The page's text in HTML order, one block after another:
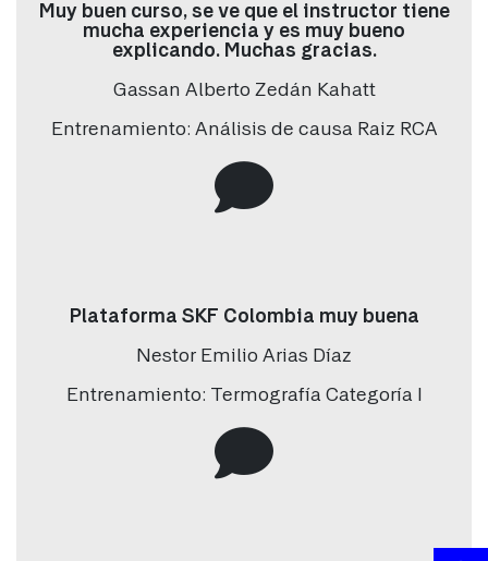
País*
Muy buen curso, se ve que el instructor tiene
mucha experiencia y es muy bueno
explicando. Muchas gracias.
Gassan Alberto Zedán Kahatt
Entrenamiento: Análisis de causa Raiz RCA
Plataforma SKF Colombia muy buena
Nestor Emilio Arias Díaz
Entrenamiento: Termografía Categoría I